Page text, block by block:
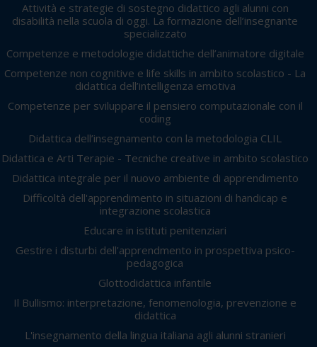
Attività e strategie di sostegno didattico agli alunni con
disabilità nella scuola di oggi. La formazione dell’insegnante
specializzato
Competenze e metodologie didattiche dell’animatore digitale
Competenze non cognitive e life skills in ambito scolastico - La
didattica dell’intelligenza emotiva
Competenze per sviluppare il pensiero computazionale con il
coding
Didattica dell’insegnamento con la metodologia CLIL
Didattica e Arti Terapie - Tecniche creative in ambito scolastico
Didattica integrale per il nuovo ambiente di apprendimento
Difficoltà dell'apprendimento in situazioni di handicap e
integrazione scolastica
Educare in istituti penitenziari
Gestire i disturbi dell'apprendmento in prospettiva psico-
pedagogica
Glottodidattica infantile
Il Bullismo: interpretazione, fenomenologia, prevenzione e
didattica
L'insegnamento della lingua italiana agli alunni stranieri